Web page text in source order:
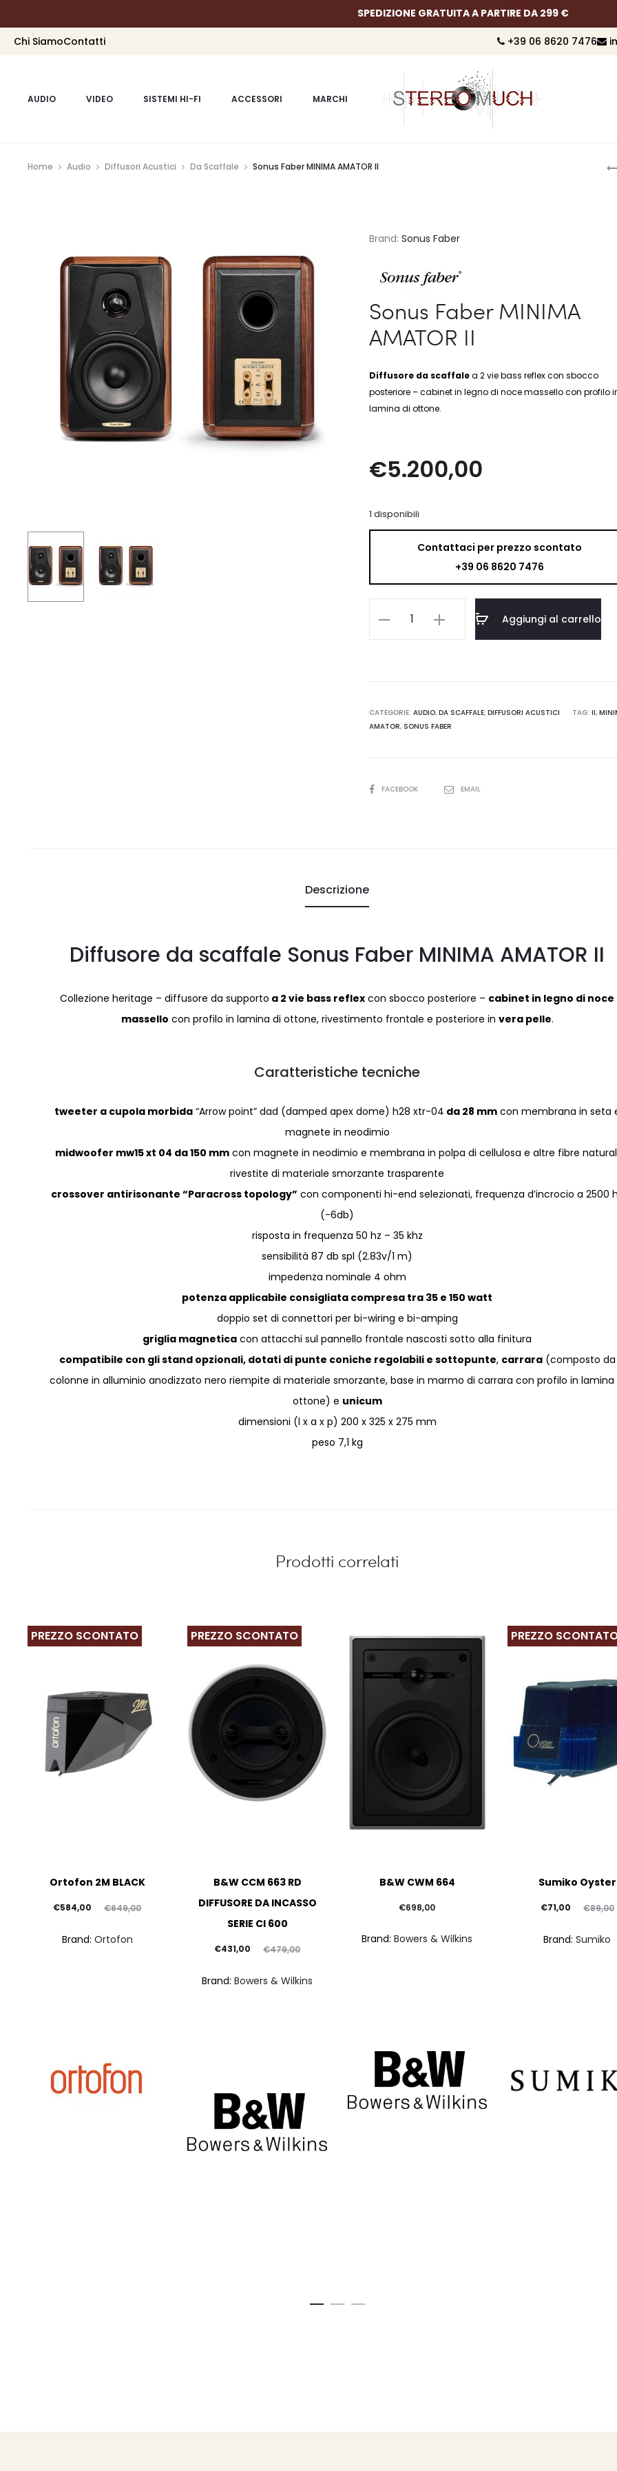
SPEDIZIONE GRATUITA A PARTIRE DA 299 €
Chi SiamoContatti +39 06 8620 7476
AUDIO VIDEO SISTEMI HI-FI ACCESSORI MARCHI
Home Audio Diffusori Acustici Da Scaffale Sonus Faber MINIMA AMATOR II
Brand:Sonus Faber
Sonus Faber MINIMA
AMATOR II
Diffusore da scaffalea 2 vie bass reflex con sbocco
posteriore – cabinet in legno di noce massello con profilo
lamina di ottone.
€5.200,00
1 disponibili
Contattaci per prezzo scontato
+39 06 8620 7476
quantità
Aggiungi al carrello
CATEGORIE:AUDIO,DA SCAFFALE,DIFFUSORI ACUSTICI TAG:II,
AMATOR, SONUS FABER
SHAREFACEBOOK EMAIL
Descrizione
Diffusore da scaffale Sonus Faber MINIMA AMATOR II
Collezione heritage – diffusore da supporto a 2 vie bass reflex con sbocco posteriore – cabinet in legno di noce
massello con profilo in lamina di ottone, rivestimento frontale e posteriore in vera pelle.
Caratteristiche tecniche
tweeter a cupola morbida“Arrow point” dad (damped apex dome) h28 xtr-04 da 28 mmcon membrana in seta
magnete in neodimio
midwoofer mw15 xt 04 da 150 mm con magnete in neodimio e membrana in polpa di cellulosa e altre fibre
rivestite di materiale smorzante trasparente
crossover antirisonante “Paracross topology” con componenti hi-end selezionati, frequenza d’incrocio a 2500
(-6db)
risposta in frequenza 50 hz – 35 khz
sensibilità 87 db spl (2.83v/1 m)
impedenza nominale 4 ohm
potenza applicabile consigliata compresa tra 35 e 150 watt
doppio set di connettori per bi-wiring e bi-amping
griglia magnetica con attacchi sul pannello frontale nascosti sotto alla finitura
compatibile con gli stand opzionali, dotati di punte coniche regolabili e sottopunte, carrara(composto da
colonne in alluminio anodizzato nero riempite di materiale smorzante, base in marmo di carrara con profilo in lamina
ottone) e unicum
dimensioni (l x a x p) 200 x 325 x 275 mm
peso 7,1 kg
Prodotti correlati
PREZZO SCONTATO
Ortofon 2M BLACK
€649,00
Il
€584,00
Il
Brand: Ortofon
PREZZO SCONTATO
B&W CCM 663 RD
DIFFUSORE DA INCASSO
SERIE CI 600
€479,00
Il
€431,00
Il
Brand:Bowers & Wilkins
B&W CWM 664
€698,00
Brand:Bowers & Wilkins
PREZZO
Sumiko Oyster
€89,00
Il
€71,00
Brand:Sumiko